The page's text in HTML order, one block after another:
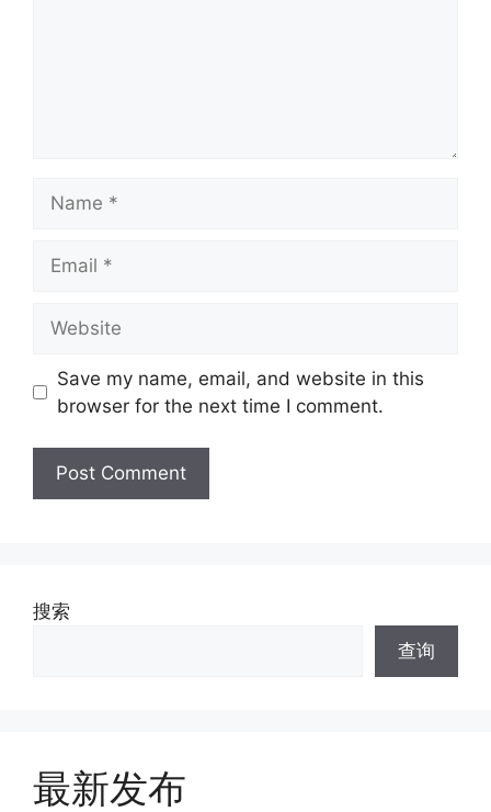
Save my name, email, and website in this
browser for the next time I comment.
搜索
查询
最新发布